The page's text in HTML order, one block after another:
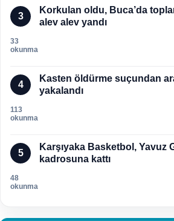
3
Korkulan oldu, Buca’da
alev alev yandı
33
okunma
4
Kasten öldürme suçundan
yakalandı
113
okunma
5
Karşıyaka Basketbol, Yavuz
kadrosuna kattı
48
okunma